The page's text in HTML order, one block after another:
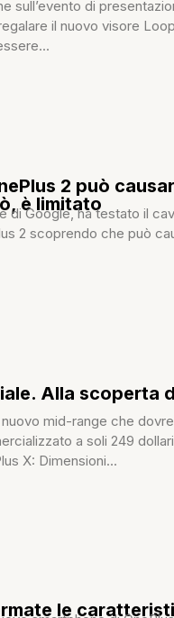
sull’evento di
il nuovo visore
2 può
è limitato
di Google, ha testato il
2 scoprendo che può
Alla scoperta
mid-range che
a soli 249
X: Dimensioni...
le